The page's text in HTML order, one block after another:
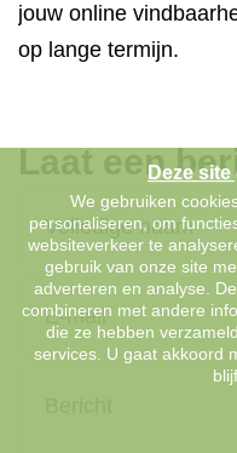
jouw online
op lange termijn.
Laat eenDeze
We gebruiken
personaliseren, om
websiteverkeer te
gebruik van onze site
adverteren en analyse.
combineren met andere
die ze hebben
services. U gaat akkoord